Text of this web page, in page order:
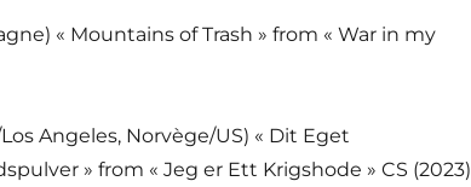
« Mountains of Trash » from « War in my
Angeles, Norvège/US) « Dit Eget
» from « Jeg er Ett Krigshode » CS (2023)